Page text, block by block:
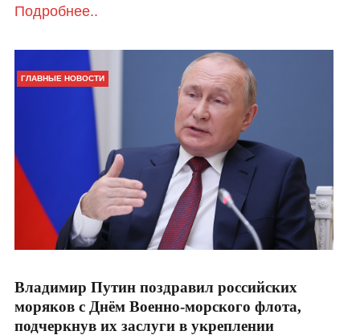
Подробнее..
ГЛАВНЫЕ НОВОСТИ
Владимир Путин поздравил российских
моряков с Днём Военно-морского флота,
подчеркнув их заслуги в укреплении